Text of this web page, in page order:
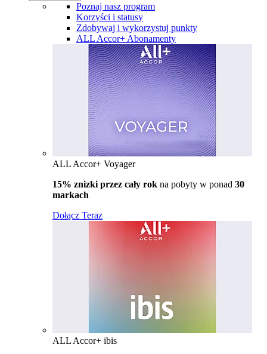
Poznaj nasz program
Korzyści i statusy
Zdobywaj i wykorzystuj punkty
ALL Accor+ Abonamenty
ALL Accor+ Voyager
15% znizki przez cały rok na pobyty w ponad 30
markach
Dołącz Teraz
ALL Accor+ ibis